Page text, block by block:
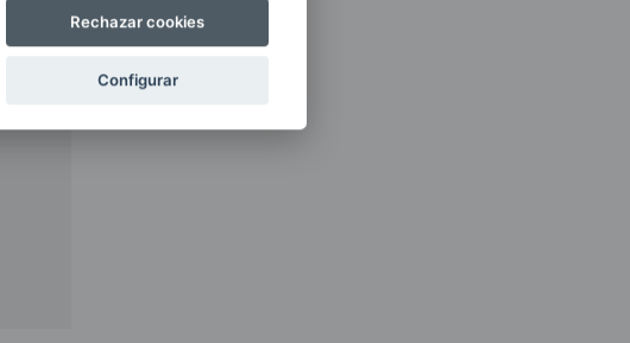
Rechazar cookies
Configurar